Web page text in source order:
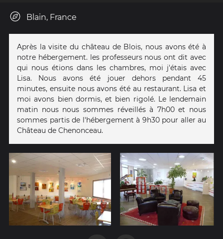
Blain, France
Après la visite du château de Blois, nous avons été à
notre hébergement. les professeurs nous ont dit avec
qui nous étions dans les chambres, moi j'étais avec
Lisa. Nous avons été jouer dehors pendant 45
minutes, ensuite nous avons été au restaurant. Lisa et
moi avons bien dormis, et bien rigolé. Le lendemain
matin nous nous sommes réveillés à 7h00 et nous
sommes partis de l'hébergement à 9h30 pour aller au
Château de Chenonceau.